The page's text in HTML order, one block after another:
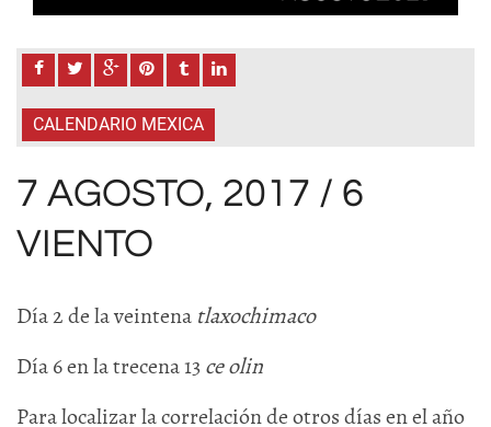
CALENDARIO MEXICA
7 AGOSTO, 2017 / 6
VIENTO
Día 2 de la veintena tlaxochimaco
Día 6 en la trecena 13ce olin
Para localizar la correlación de otros días en el año